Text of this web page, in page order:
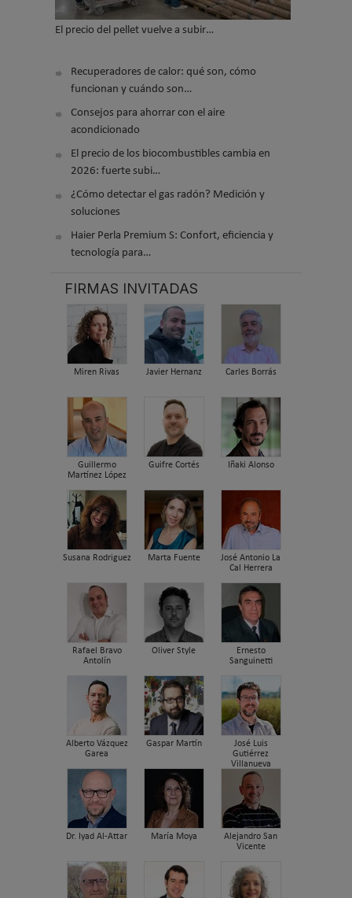
El precio del pellet vuelve a subir…
Recuperadores de calor: qué son, cómo
funcionan y cuándo son…
Consejos para ahorrar con el aire
acondicionado
El precio de los biocombustibles cambia en
2026: fuerte subi…
¿Cómo detectar el gas radón? Medición y
soluciones
Haier Perla Premium S: Confort, eficiencia y
tecnología para…
FIRMAS INVITADAS
Miren Rivas Javier Hernanz Carles Borrás
Guillermo
Martínez López
Guifre Cortés Iñaki Alonso
Susana Rodriguez Marta Fuente
José Antonio La
Cal Herrera
Rafael Bravo
Antolín
Oliver Style
Ernesto
Sanguinetti
Alberto Vázquez
Garea
Gaspar Martín
José Luis
Gutiérrez
Villanueva
Dr. Iyad Al-Attar María Moya
Alejandro San
Vicente